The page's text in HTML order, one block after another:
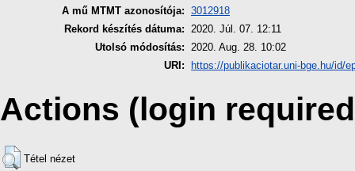
A mű MTMT azonosítója: 3012918
Rekord készítés dátuma: 2020. Júl. 07. 12:11
Utolsó módosítás: 2020. Aug. 28. 10:02
URI:
https://publikaciotar.uni-bge.hu/id/
Actions (login
Tétel nézet